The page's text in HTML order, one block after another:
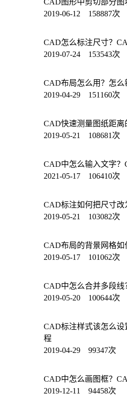
2019-06-12 158887次
CAD怎么标注尺寸？
2019-07-24 153543次
CAD布局怎么用？怎么
2019-04-29 151160次
CAD快速测量图纸距离
2019-05-21 108681次
CAD中怎么输入文字
2021-05-17 106410次
CAD标注如何把尺寸改
2019-05-21 103082次
CAD布局的背景网格如
2019-05-17 101062次
CAD中怎么合并多段
2019-05-20 100644次
CAD标注样式该怎么
程
2019-04-29 99347次
CAD中怎么画图框？
2019-12-11 94458次